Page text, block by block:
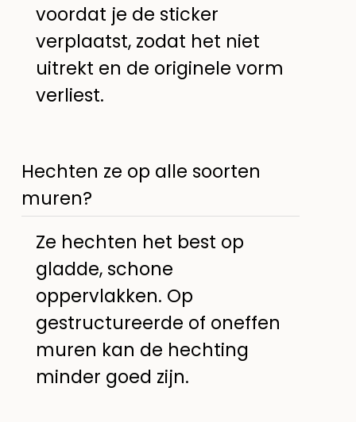
voordat je de sticker
verplaatst, zodat het niet
uitrekt en de originele vorm
verliest.
Hechten ze op alle soorten
muren?
Ze hechten het best op
gladde, schone
oppervlakken. Op
gestructureerde of oneffen
muren kan de hechting
minder goed zijn.